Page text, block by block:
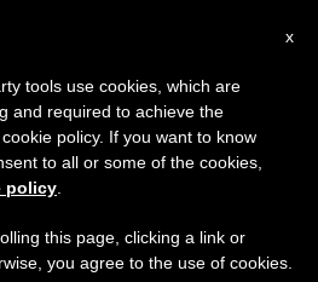
×
de agosto haremos la pausa
en el periodo de verano
y también el
x
tools use cookies, which are
and required to achieve the
policy. If you want to know
to all or some of the cookies,
policy
this page, clicking a link or
you agree to the use of cookies.